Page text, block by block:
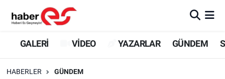
GALERİ VİDEO YAZARLAR GÜNDEM
HABERLER GÜNDEM
GALERİ
Eskişehir Nöbetçi Eczaneler